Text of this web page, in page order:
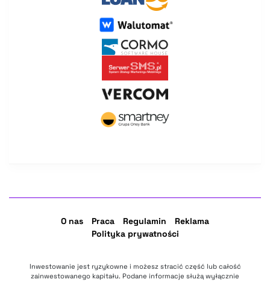
O nas Praca Regulamin
Reklama
Polityka prywatności
Inwestowanie jest ryzykowne i możesz stracić część lub całość
zainwestowanego kapitału. Podane informacje służą wyłącznie